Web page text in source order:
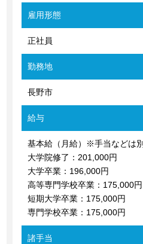
雇用形態
正社員
勤務地
長野市
給与
基本給（月給）※手当などは
大学院修了：201,000円
大学卒業：196,000円
高等専門学校卒業：175,000円
短期大学卒業：175,000円
専門学校卒業：175,000円
諸手当